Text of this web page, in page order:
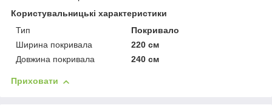
Користувальницькі характеристики
Тип
Покривало
Ширина покривала
220 см
Довжина покривала
240 см
Приховати